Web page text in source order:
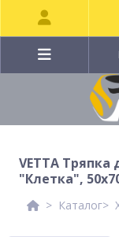
VETTA
"Клетка",
Каталог